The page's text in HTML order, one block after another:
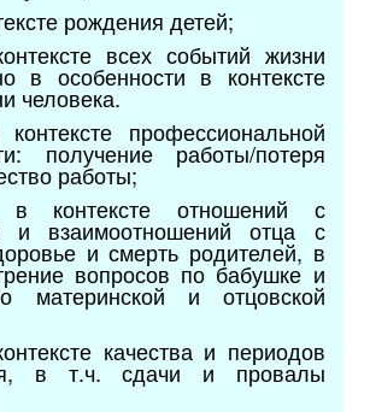
рождения детей;
всех событий жизни
в особенности в контексте
человека.
профессиональной
получение работы/потеря
работы;
контексте отношений с
и взаимоотношений отца с
и смерть родителей, в
вопросов по бабушке и
материнской и отцовской
качества и периодов
в т.ч. сдачи и провалы